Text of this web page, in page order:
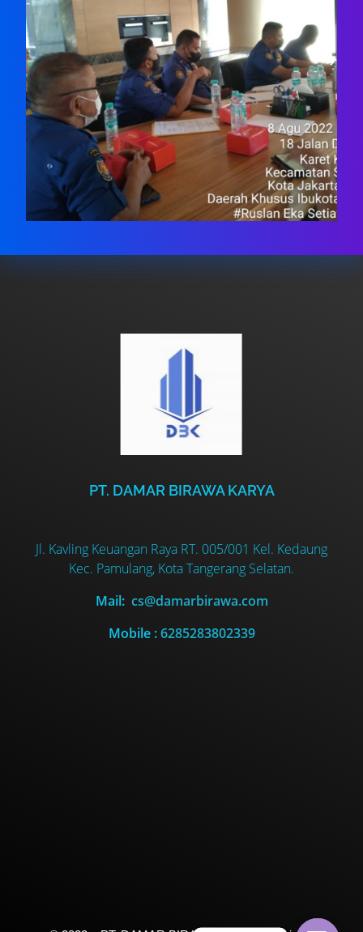
PT. DAMAR BIRAWA KARYA
Jl. Kavling Keuangan Raya RT. 005/001 Kel. Kedaung
Kec. Pamulang, Kota Tangerang Selatan.
Mail: cs@damarbirawa.com
Mobile :6285283802339